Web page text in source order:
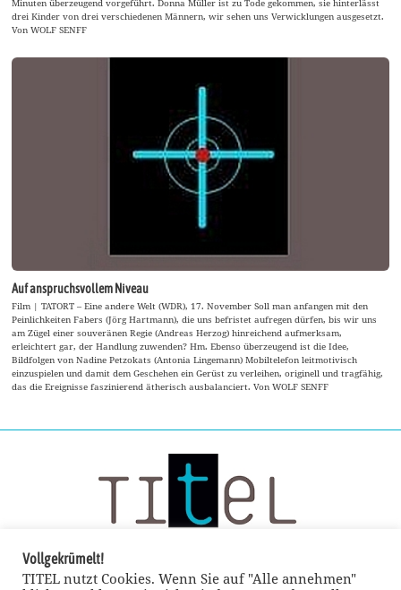
drei Kinder von drei verschiedenen Männern, wir sehen uns Verwicklungen ausgesetzt.
Von WOLF SENFF
Auf anspruchsvollem Niveau
Film | TATORT – Eine andere Welt (WDR), 17. November Soll man anfangen mit den
Peinlichkeiten Fabers (Jörg Hartmann), die uns befristet aufregen dürfen, bis wir uns
am Zügel einer souveränen Regie (Andreas Herzog) hinreichend aufmerksam,
erleichtert gar, der Handlung zuwenden? Hm. Ebenso überzeugend ist die Idee,
Bildfolgen von Nadine Petzokats (Antonia Lingemann) Mobiltelefon leitmotivisch
einzuspielen und damit dem Geschehen ein Gerüst zu verleihen, originell und tragfähig,
das die Ereignisse faszinierend ätherisch ausbalanciert. Von WOLF SENFF
Vollgekrümelt!
TITEL nutzt Cookies. Wenn Sie auf "Alle annehmen"